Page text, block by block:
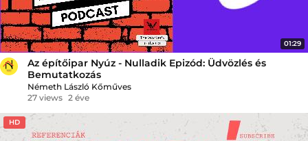
01:29
Az építőipar Nyúz - Nulladik Epizód: Üdvözlés és
Bemutatkozás
Németh László Kőműves
27 views 2 éve
HD